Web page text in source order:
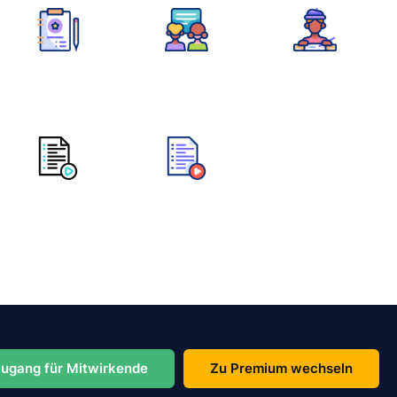
für Mitwirkende Zu Premium wechseln